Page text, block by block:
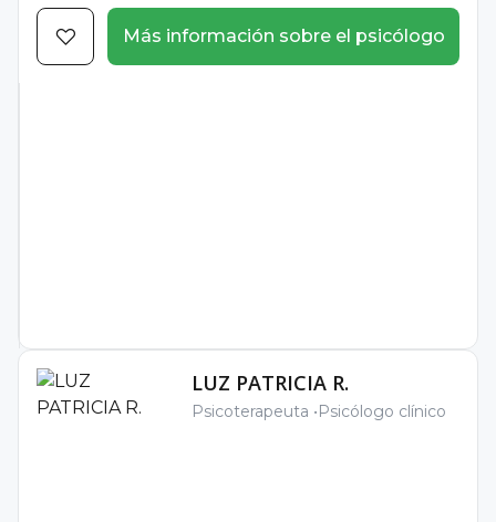
Más información sobre el psicólogo
LUZ PATRICIA R.
Psicoterapeuta Psicólogo clínico